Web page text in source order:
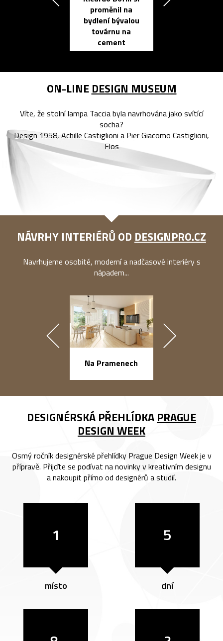
proměnil na
bydlení bývalou
továrnu na
cement
ON-LINE DESIGN MUSEUM
Víte, že stolní lampa Taccia byla navrhována jako svítící
socha?
Design 1958, Achille Castiglioni a Pier Giacomo Castiglioni,
Flos
NÁVRHY INTERIÉRŮ OD DESIGNPRO.CZ
Navrhujeme osobité, moderní a nadčasové interiéry s
nápadem...
Na Pramenech
DESIGNÉRSKÁ PŘEHLÍDKA PRAGUE
DESIGN WEEK
Osmý ročník designérské přehlídky Prague Design Week je v
přípravě. Přijďte se podívat na novinky v kreativním designu
a nakoupit přímo od designérů a studií.
1
místo
5
dní